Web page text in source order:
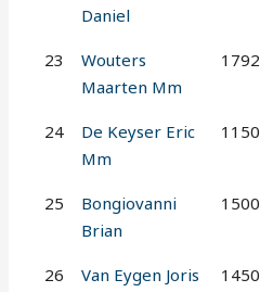
Daniel
23
Wouters
Maarten Mm
1792
24
De Keyser Eric
Mm
1150
25
Bongiovanni
Brian
1500
26 Van Eygen Joris 1450